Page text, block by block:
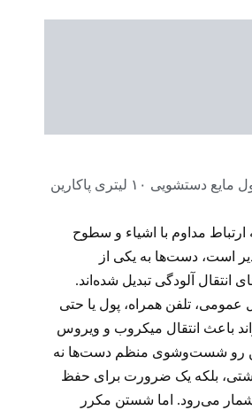
معرفی محصول مایع دستشویی ۱۰ لیتری پاکارین
ارتباط مداوم با اشیاء و سطوح
است، دست‌ها به یکی از
انتقال آلودگی تبدیل شده‌اند.
تلفن همراه، پول یا حتی
باعث انتقال میکروب و ویروس
رو شست‌وشوی منظم دست‌ها نه
بلکه یک ضرورت برای حفظ
می‌رود. اما شستن مکرر